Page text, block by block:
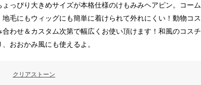
っぴり大きめサイズが本格仕様のけもみみヘアピン。コーム
地毛にもウィッグにも簡単に着けられて外れにくい！動物コス
わせ＆カスタム次第で幅広くお使い頂けます！和風のコスチ
おおかみ風にも使えるよ。
クリアストーン